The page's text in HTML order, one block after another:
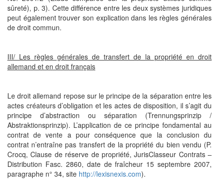
sûreté), p. 3). Cette différence entre les deux systèmes juridiques
peut également trouver son explication dans les règles générales
de droit commun.
III/ Les règles générales de transfert de la propriété en droit
allemand et en droit français
Le droit allemand repose sur le principe de la séparation entre les
actes créateurs d’obligation et les actes de disposition, il s’agit du
principe d’abstraction ou séparation (Trennungsprinzip /
Abstraktionsprinzip). L’application de ce principe fondamental au
contrat de vente a pour conséquence que la conclusion du
contrat n’entraîne pas transfert de la propriété du bien vendu (P.
Crocq, Clause de réserve de propriété, JurisClasseur Contrats –
Distribution Fasc. 2860, date de fraîcheur 15 septembre 2007,
paragraphe n° 34, site http://lexisnexis.com).